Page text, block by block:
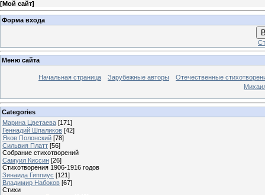
[Мой сайт]
Форма входа
Меню сайта
Начальная страница Зарубежные авторы
Отечественные
Categories
Марина Цветаева [171]
Геннадий Шпаликов [42]
Яков Полонский [78]
Сильвия Платт [56]
Собрание стихотворений
Самуил Киссин [26]
Стихотворения 1906-1916 годов
Зинаида Гиппиус [121]
Владимир Набоков [67]
Стихи